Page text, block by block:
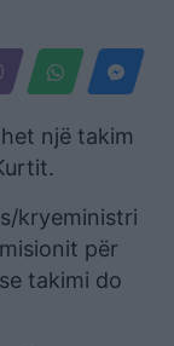
një takim
kryeministri
për
takimi do